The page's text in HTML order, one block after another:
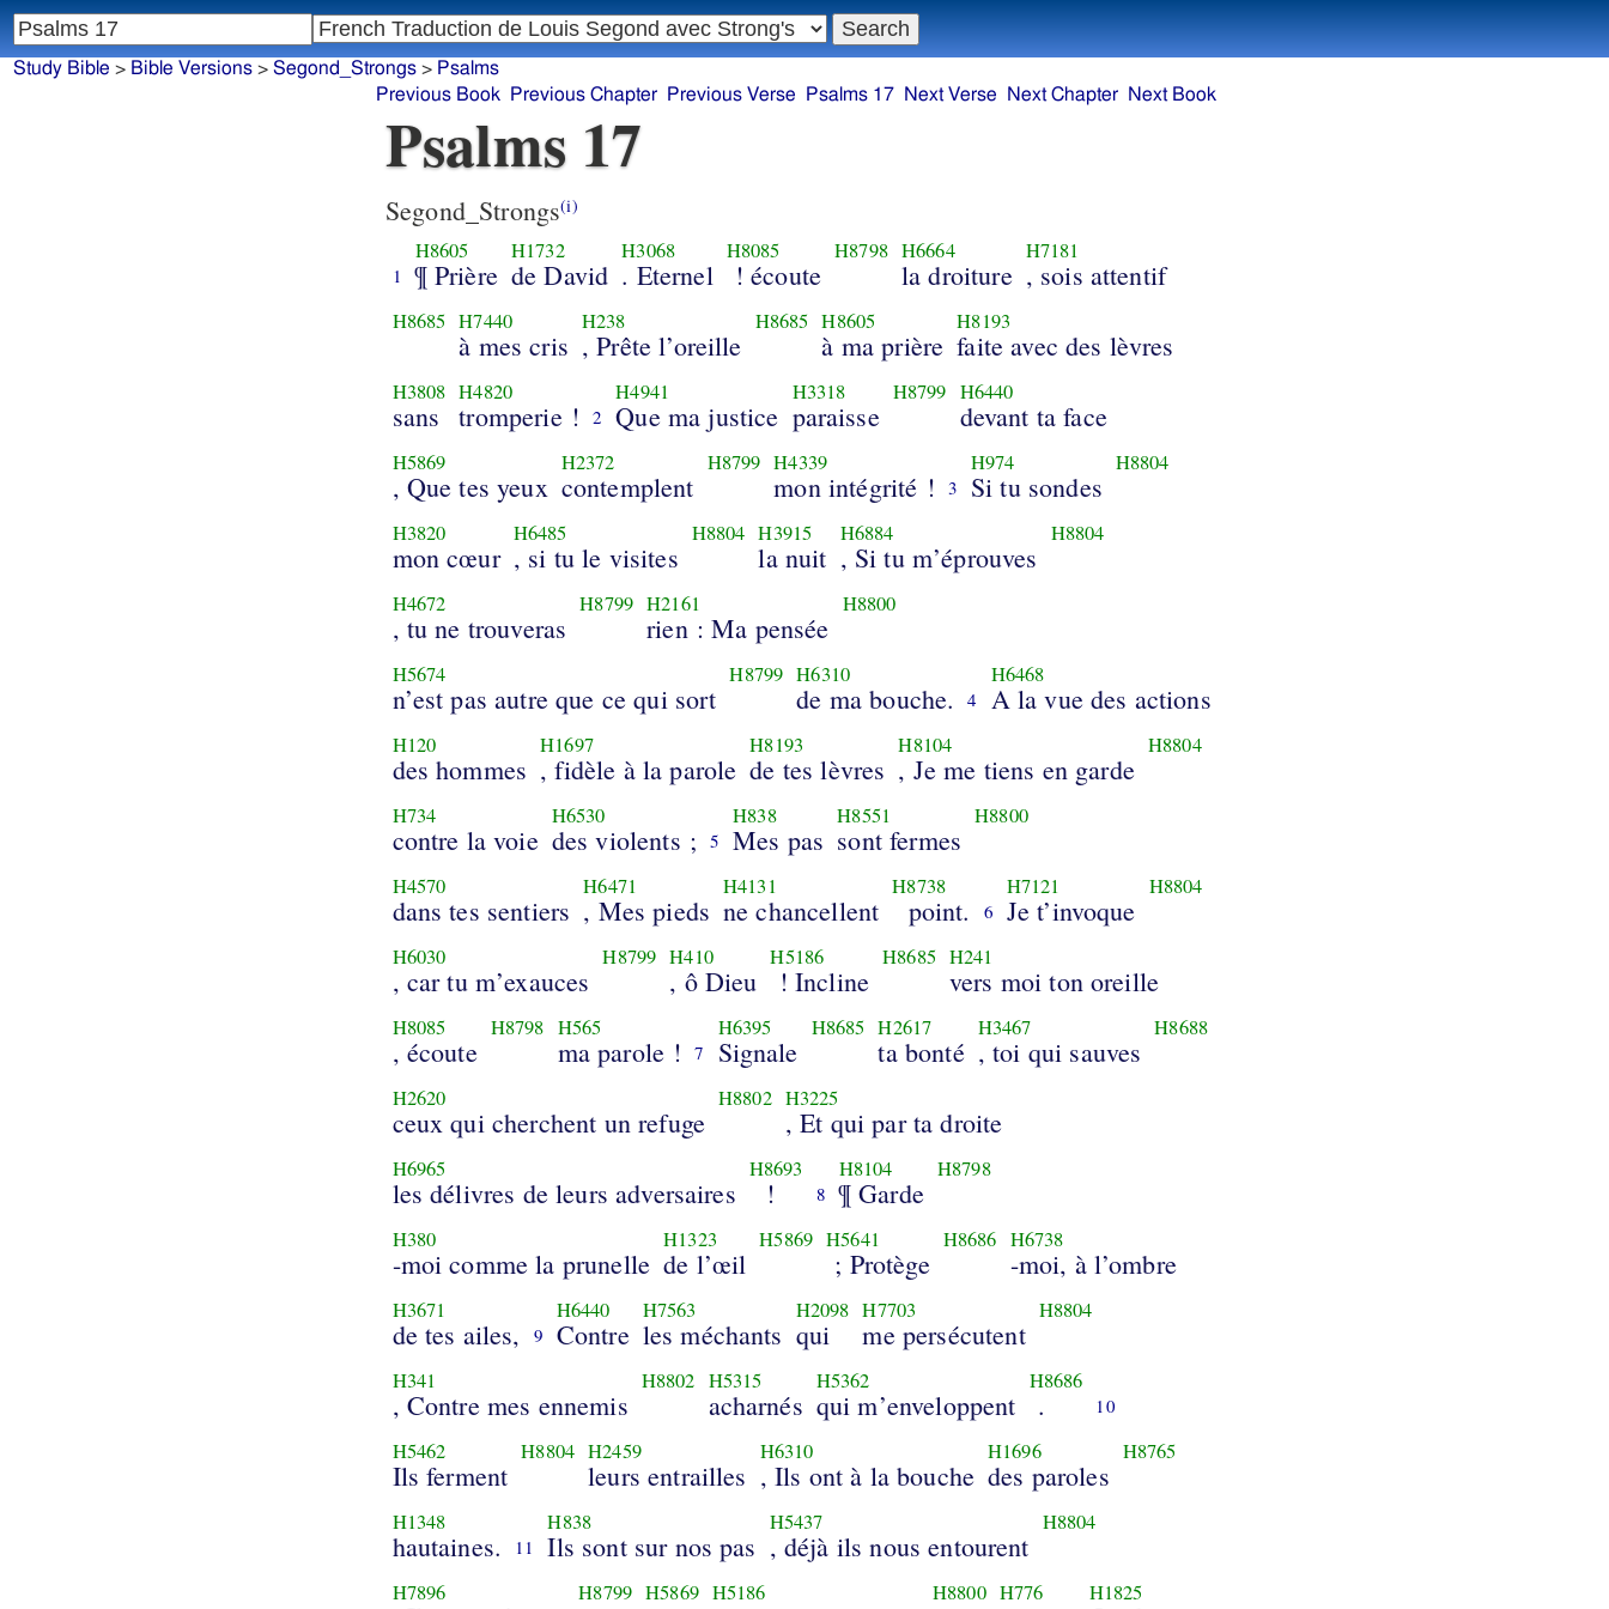
Study Bible > Bible Versions> Segond_Strongs> Psalms
Previous Book
Previous Chapter Previous Verse Psalms 17 Next Verse Next Chapter Next Book
Psalms 17
Segond_Strongs(i)
1
H8605
¶ Prière
H1732
de David
H3068
. Eternel
H8085
! écoute
H8798 H6664
la droiture
H7181
, sois attentif
H8685 H7440
à mes cris
H238
, Prête l’oreille
H8685 H8605
à ma prière
H8193
faite avec des lèvres
H3808
sans
H4820
tromperie ! 2
H4941
Que ma justice
H3318
paraisse
H8799 H6440
devant ta face
H5869
, Que tes yeux
H2372
contemplent
H8799 H4339
mon intégrité ! 3
H974
Si tu sondes
H8804
H3820
mon cœur
H6485
, si tu le visites
H8804 H3915
la nuit
H6884
, Si tu m’éprouves
H8804
H4672
, tu ne trouveras
H8799 H2161
rien : Ma pensée
H8800
H5674
n’est pas autre que ce qui sort
H8799 H6310
de ma bouche. 4
H6468
A la vue des actions
H120
des hommes
H1697
, fidèle à la parole
H8193
de tes lèvres
H8104
, Je me tiens en garde
H8804
H734
contre la voie
H6530
des violents ; 5
H838
Mes pas
H8551
sont fermes
H8800
H4570
dans tes sentiers
H6471
, Mes pieds
H4131
ne chancellent
H8738
point. 6
H7121
Je t’invoque
H8804
H6030
, car tu m’exauces
H8799 H410
, ô Dieu
H5186
! Incline
H8685 H241
vers moi ton oreille
H8085
, écoute
H8798 H565
ma parole ! 7
H6395
Signale
H8685 H2617
ta bonté
H3467
, toi qui sauves
H8688
H2620
ceux qui cherchent un refuge
H8802 H3225
, Et qui par ta droite
H6965
les délivres de leurs adversaires
H8693
! 8
H8104
¶ Garde
H8798
H380
-moi comme la prunelle
H1323
de l’œil
H5869 H5641
; Protège
H8686 H6738
-moi, à l’ombre
H3671
de tes ailes, 9
H6440
Contre
H7563
les méchants
H2098
qui
H7703
me persécutent
H8804
H341
, Contre mes ennemis
H8802 H5315
acharnés
H5362
qui m’enveloppent
H8686
. 10
H5462
Ils ferment
H8804 H2459
leurs entrailles
H6310
, Ils ont à la bouche
H1696
des paroles
H8765
H1348
hautaines. 11
H838
Ils sont sur nos pas
H5437
, déjà ils nous entourent
H8804
H7896 H8799 H5869 H5186 H8800 H776 H1825